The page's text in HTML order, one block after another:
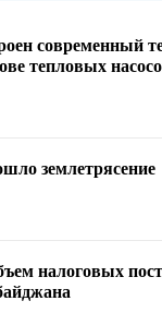
современный
тепловых
землетрясение
налоговых